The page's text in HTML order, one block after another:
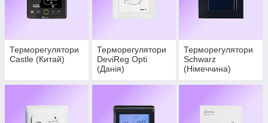
Терморегулятори
Castle (Китай)
Терморегулятори
DeviReg Opti
(Данія)
Терморегулятори
Schwarz
(Німеччина)